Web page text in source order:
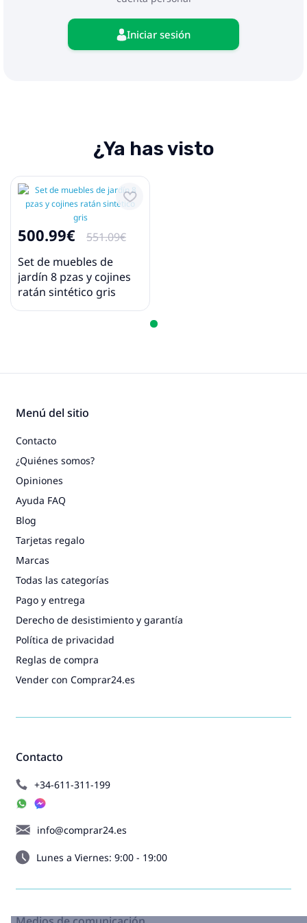
3 x Sofás centrales
1 x Mesa de centro
11 x Cojines traseros
7 x Cojines de asiento
Iniciar sesión
¿Ya has visto
500.99€
551.09€
Set de muebles de
jardín 8 pzas y cojines
ratán sintético gris
Contacto
+34-611-311-199
info@comprar24.es
Lunes a Viernes: 9:00 - 19:00
Menú del sitio
Contacto
¿Quiénes somos?
Opiniones
Ayuda FAQ
Blog
Tarjetas regalo
Marcas
Todas las categorías
Pago y entrega
Derecho de desistimiento y garantía
Política de privacidad
Reglas de compra
Vender con Comprar24.es